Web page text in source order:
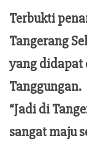
Terbukti
Tangerang
yang didapat
Tanggungan.
“Jadi di
sangat maju